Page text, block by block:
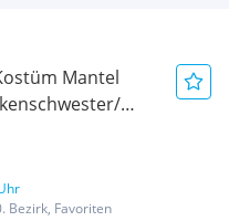
Mantel
Bezirk, Favoriten